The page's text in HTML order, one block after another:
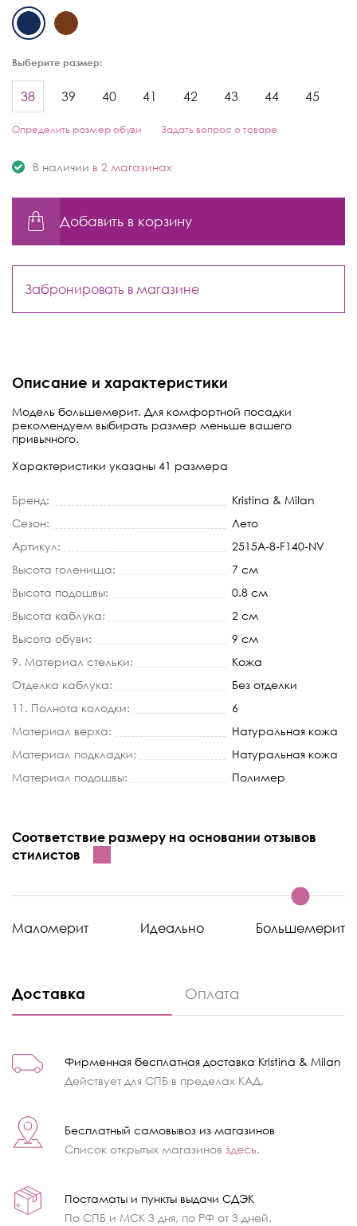
Выберите размер:
38 39 40 41 42 43 44 45
Определить размер обуви Задать вопрос о товаре
В наличии в 2 магазинах
Добавить в корзину
Забронировать в магазине
Описание и характеристики
Модель большемерит. Для комфортной посадки
рекомендуем выбирать размер меньше вашего
привычного.
Характеристики указаны 41 размера
Бренд:
Kristina & Milan
Сезон:
Лето
Артикул:
2515A-8-F140-NV
Высота голенища:
7 см
Высота подошвы:
0.8 см
Высота каблука:
2 см
Высота обуви:
9 см
9. Материал стельки:
Кожа
Отделка каблука:
Без отделки
11. Полнота колодки:
6
Материал верха:
Натуральная кожа
Материал подкладки:
Натуральная кожа
Материал подошвы:
Полимер
Соответствие размеру на основании отзывов
стилистов
Маломерит Идеально Большемерит
Доставка Оплата
Фирменная бесплатная доставка Kristina & Milan
Действует для СПБ в пределах КАД.
Бесплатный самовывоз из магазинов
Список открытых магазинов здесь.
Постаматы и пункты выдачи СДЭК
По СПБ и МСК 3 дня, по РФ от 3 дней.